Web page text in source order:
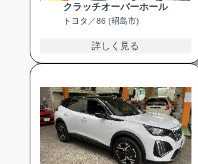
クラッチオーバーホール
トヨタ／86 (昭島市)
詳しく見る